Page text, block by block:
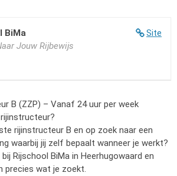
Site
BiMa
Jouw Rijbewijs
B (ZZP) – Vanaf 24 uur per week
rijinstructeur B en op zoek naar een
waarbij jij zelf bepaalt wanneer je werkt?
Rijschool BiMa in Heerhugowaard en
precies wat je zoekt.